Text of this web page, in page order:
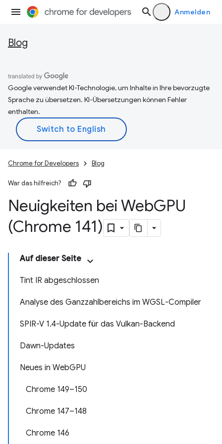
Anmelden
Blog
Google verwendet KI-Technologie, um Inhalte in Ihre bevorzugte
Sprache zu übersetzen. KI-Übersetzungen können Fehler
enthalten.
Chrome for Developers Blog
War das hilfreich?
Neuigkeiten bei WebGPU
(Chrome 141)
Auf dieser Seite
Tint IR abgeschlossen
Analyse des Ganzzahlbereichs im WGSL-Compiler
SPIR-V 1.4-Update für das Vulkan-Backend
Dawn-Updates
Neues in WebGPU
Chrome 149–150
Chrome 147–148
Chrome 146